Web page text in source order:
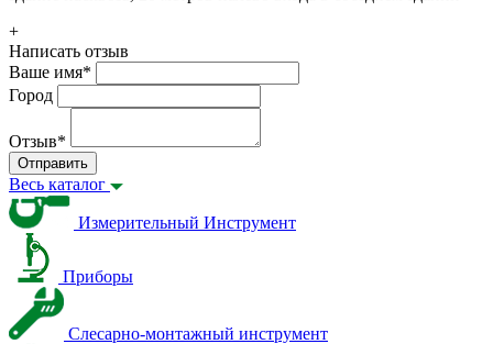
+
Написать отзыв
Ваше имя*
Город
Отзыв*
Отправить
Весь каталог
Измерительный Инструмент
Приборы
Слесарно-монтажный инструмент